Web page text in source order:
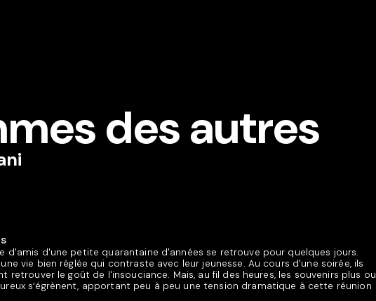
des autres
d'amis d'une petite quarantaine d'années se retrouve pour quelques jours.
vie bien réglée qui contraste avec leur jeunesse. Au cours d'une soirée, ils
retrouver le goût de l'insouciance. Mais, au fil des heures, les souvenirs plus ou
s’égrènent, apportant peu à peu une tension dramatique à cette réunion